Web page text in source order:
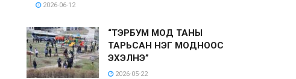
2026-06-12
“ТЭРБУМ МОД ТАНЫ
ТАРЬСАН НЭГ МОДНООС
ЭХЭЛНЭ”
2026-05-22